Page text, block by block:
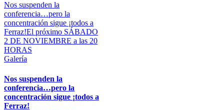
Nos suspenden la
conferencia…pero la
concentración sigue ¡todos a
Ferraz!El próximo SÁBADO
2 DE NOVIEMBRE a las 20
HORAS
Galería
Nos suspenden la
conferencia…pero la
concentración sigue ¡todos a
Ferraz!